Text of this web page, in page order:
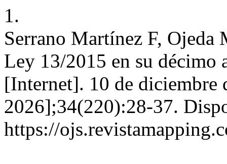
1.
Serrano Martínez F,
Ley 13/2015 en su
[Internet]. 10 de diciembre
2026];34(220):28-37.
https://